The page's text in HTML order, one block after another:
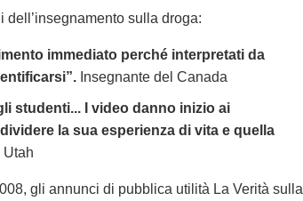
sulla droga:
immediato perché interpretati da
Insegnante del Canada
studenti... I video danno inizio ai
la sua esperienza di vita e quella
Utah
gli annunci di pubblica utilità La Verità sulla